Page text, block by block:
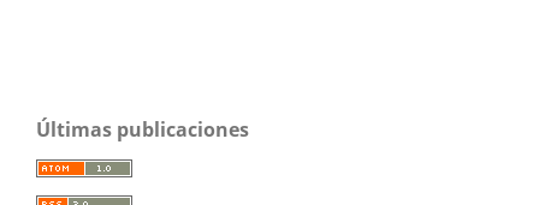
Últimas publicaciones